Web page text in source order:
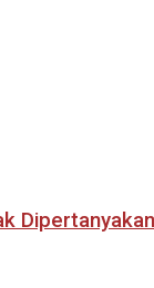
Dipertanyakan